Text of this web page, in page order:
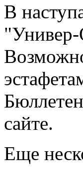
В
"Универ-
сайте.
Еще